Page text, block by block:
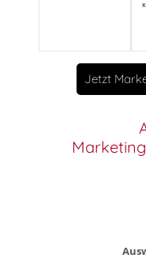
Jetzt